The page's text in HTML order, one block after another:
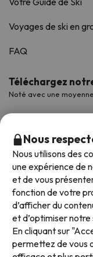
Voyages de ski en
FAQ
Téléchargez
Noté avec une
Modes de paiement
Nous
Nous utilisons des
une expérience de
et de vous
fonction de votre
d’afficher du
et d’optimiser
En cliquant sur
permettez de vous